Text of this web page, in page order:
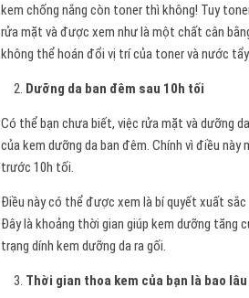
kem chống nắng còn toner thì không! Tuy
rửa mặt và được xem như là một chất cân
không thể hoán đổi vị trí của toner và nước
Dưỡng da ban đêm sau 10h tối
Có thể bạn chưa biết, việc rửa mặt và dưỡng
của kem dưỡng da ban đêm. Chính vì điều
trước 10h tối.
Điều này có thể được xem là bí quyết xuất
Đây là khoảng thời gian giúp kem dưỡng tăng
trạng dính kem dưỡng da ra gối.
Thời gian thoa kem của bạn là bao